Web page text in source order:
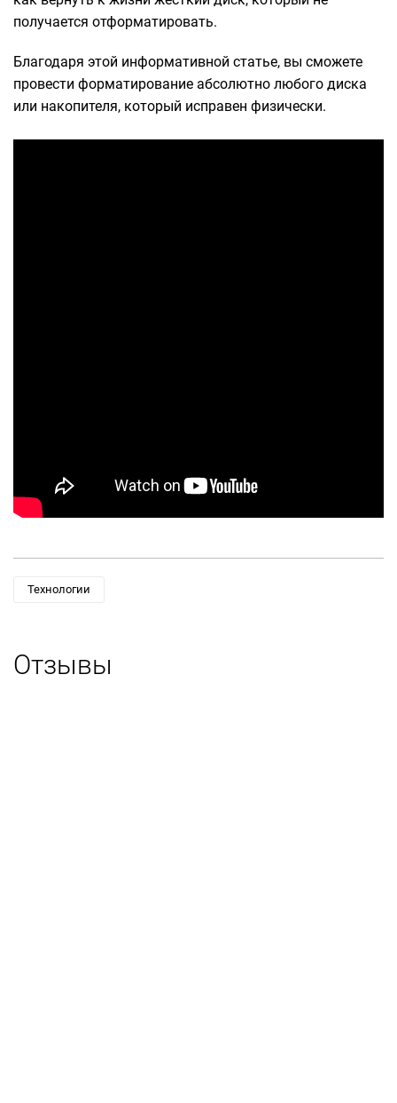
получается отформатировать.
Благодаря этой информативной статье, вы сможете
провести форматирование абсолютно любого диска
или накопителя, который исправен физически.
Технологии
Отзывы